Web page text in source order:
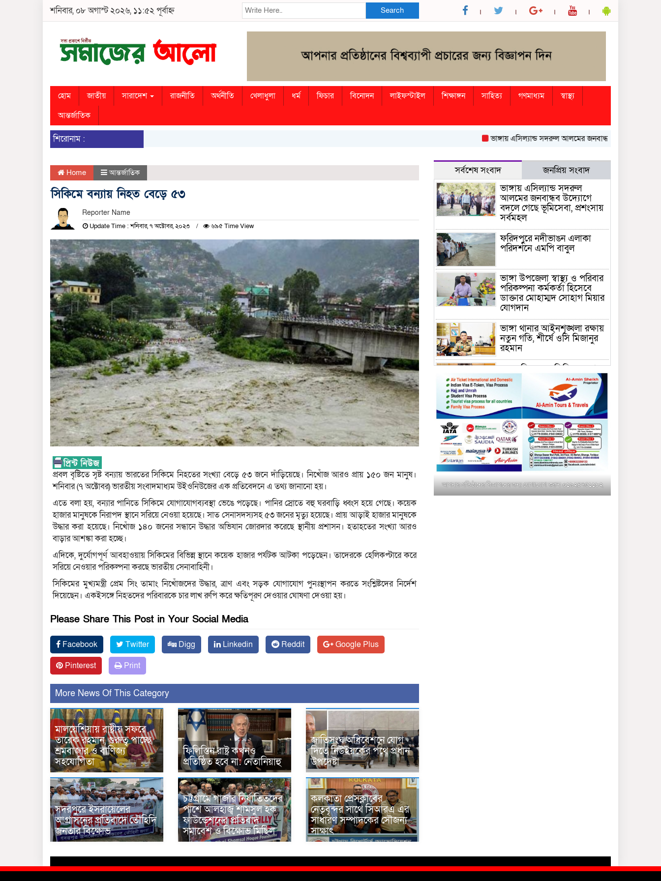
শনিবার, ০৮ অগাস্ট ২০২৬, ১১:৫২ পূর্বাহ্ন Search
হোম জাতীয় সারাদেশ রাজনীতি অর্থনীতি খেলাধুলা ধর্ম ফিচার বিনোদন লাইফস্টাইল শিক্ষাঙ্গন সাহিত্য গণমাধ্যম
স্বাস্থ্য
আন্তর্জাতিক
শিরোনাম : ভাঙ্গায় এসিল্যান্ড সদরুল আলমের জনবান্ধব উদ্যোগে বদলে গেছে
Home আন্তর্জাতিক
সিকিমে বন্যায় নিহত বেড়ে ৫৩
Reporter Name
Update Time : শনিবার, ৭ অক্টোবর, ২০২৩ ৬৯৫ Time View
প্রবল বৃষ্টিতে সৃষ্ট বন্যায় ভারতের সিকিমে নিহতের সংখ্যা বেড়ে ৫৩ জনে দাঁড়িয়েছে। নিখোঁজ আরও প্রায় ১৫০ জন মানুষ।
শনিবার (৭ অক্টোবর) ভারতীয় সংবাদমাধ্যম উইওনিউজের এক প্রতিবেদনে এ তথ্য জানানো হয়।
এতে বলা হয়, বন্যার পানিতে সিকিমে যোগাযোগব্যবস্থা ভেঙে পড়েছে। পানির স্রোতে বহু ঘরবাড়ি ধ্বংস হয়ে গেছে। কয়েক
হাজার মানুষকে নিরাপদ স্থানে সরিয়ে নেওয়া হয়েছে। সাত সেনাসদস্যসহ ৫৩ জনের মৃত্যু হয়েছে। প্রায় আড়াই হাজার মানুষকে
উদ্ধার করা হয়েছে। নিখোঁজ ১৪০ জনের সন্ধানে উদ্ধার অভিযান জোরদার করেছে স্থানীয় প্রশাসন। হতাহতের সংখ্যা আরও
বাড়ার আশঙ্কা করা হচ্ছে।
এদিকে, দুর্যোগপূর্ণ আবহাওয়ায় সিকিমের বিভিন্ন স্থানে কয়েক হাজার পর্যটক আটকা পড়েছেন। তাদেরকে হেলিকপ্টারে করে
সরিয়ে নেওয়ার পরিকল্পনা করছে ভারতীয় সেনাবাহিনী।
সিকিমের মুখ্যমন্ত্রী প্রেম সিং তামাং নিখোঁজদের উদ্ধার, ত্রাণ এবং সড়ক যোগাযোগ পুনঃস্থাপন করতে সংশ্লিষ্টদের নির্দেশ
দিয়েছেন। একইসঙ্গে নিহতদের পরিবারকে চার লাখ রুপি করে ক্ষতিপূরণ দেওয়ার ঘোষণা দেওয়া হয়।
Please Share This Post in Your Social Media
Facebook Twitter Digg Linkedin Reddit
Google Plus
Pinterest
Print
More News Of This Category
মালয়েশিয়ায় রাষ্ট্রীয় সফরে
তারেক রহমান, গুরুত্ব পাচ্ছে
শ্রমবাজার ও বাণিজ্য
সহযোগিতা
ফিলিস্তিন রাষ্ট্র কখনও
প্রতিষ্ঠিত হবে না: নেতানিয়াহু
জাতিসংঘ অধিবেশনে যোগ
দিতে নিউইয়র্কের পথে প্রধান
উপদেষ্টা
সদরপুরে ইসরায়েলের
আগ্রাসনের প্রতিবাদে তৌহিদি
জনতার বিক্ষোভ
চট্টগ্রামে গাজার নির্যাতিতদের
পাশে আলহাজ্ব শামসুল হক
ফাউন্ডেশনের প্রতিবাদ
সমাবেশ ও বিক্ষোভ মিছিল
কলকাতা প্রেসক্লাবের
নেতৃবৃন্দর সাথে সিআরএ এর
সাধারণ সম্পাদকের সৌজন্য
সাক্ষাৎ
সর্বশেষ সংবাদ জনপ্রিয় সংবাদ
ভাঙ্গায় এসিল্যান্ড সদরুল
আলমের জনবান্ধব উদ্যোগে
বদলে গেছে ভূমিসেবা, প্রশংসায়
সর্বমহল
ফরিদপুরে নদীভাঙন এলাকা
পরিদর্শনে এমপি বাবুল
ভাঙ্গা উপজেলা স্বাস্থ্য ও পরিবার
পরিকল্পনা কর্মকর্তা হিসেবে
ডাক্তার মোহাম্মদ সোহাগ মিয়ার
যোগদান
ভাঙ্গা থানার আইনশৃঙ্খলা রক্ষায়
নতুন গতি, শীর্ষে ওসি মিজানুর
রহমান
ময়মনসিংহের অতিরিক্ত জেলা
প্রশাসক (রাজস্ব) আজিম উদ্দিন
ভূমি মন্ত্রণালয়ে পদায়ন
সাবেক এমপির প্রেস সেক্রেটারি
রফিকের ক্ষমতার দাপট ও গণ-
অসন্তোষের তথ্য গায়েব করে
ত্রিশাল থানার সাজানো রিপোর্ট
মুক্তাগাছায় জুলাই শহীদ
সামিদের কবর জিয়ারত ও পৌর
কমিটির কার্যক্রম শুরু
শহিদুল ইসলাম বাবুলের হাত
আপনার প্রতিষ্ঠানের বিজ্ঞাপনের জন্য যোগাযোগ করুন-০১৯২৪৭৫১১৮২